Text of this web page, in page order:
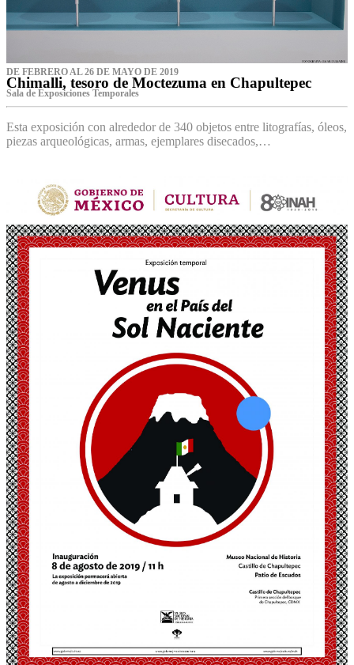
DE FEBRERO AL 26 DE MAYO DE 2019
Chimalli, tesoro de Moctezuma en Chapultepec
Sala de Exposiciones Temporales
Esta exposición con alrededor de 340 objetos entre litografías, óleos,
piezas arqueológicas, armas, ejemplares disecados,…